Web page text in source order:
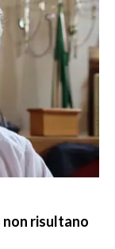
non risultano